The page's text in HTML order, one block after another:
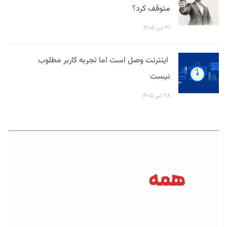
متوقف کرد؟
۳۱ تیر ۱۴۰۵
اینترنت وصل است اما تجربه کاربر مطلوب
نیست
۲۸ تیر ۱۴۰۵